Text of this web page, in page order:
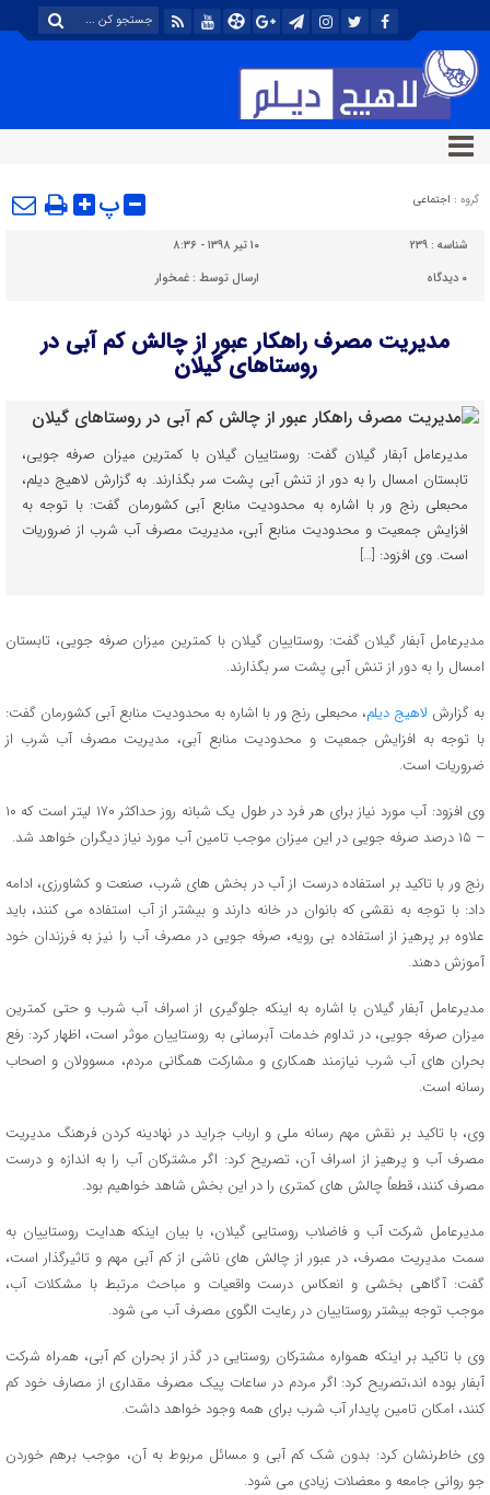
گروه : اجتماعی پ
شناسه : ۲۳۹
۱۰ تیر ۱۳۹۸ - ۸:۳۶
۰ دیدگاه ارسال توسط :غمخوار
مدیریت مصرف راهکار عبور از چالش کم آبی در
روستاهای گیلان
مدیرعامل آبفار گیلان گفت: روستاییان گیلان با كمترین میزان صرفه جویی،
تابستان امسال را به دور از تنش آبی پشت سر بگذارند. به گزارش لاهیج دیلم،
محبعلی رنج ور با اشاره به محدودیت منابع آبی کشورمان گفت: با توجه به
افزایش جمعیت و محدودیت منابع آبی، مدیریت مصرف آب شرب از ضروریات
است. وی افزود: […]
مدیرعامل آبفار گیلان گفت: روستاییان گیلان با كمترین میزان صرفه جویی، تابستان
امسال را به دور از تنش آبی پشت سر بگذارند.
به گزارش لاهیج دیلم، محبعلی رنج ور با اشاره به محدودیت منابع آبی کشورمان گفت:
با توجه به افزایش جمعیت و محدودیت منابع آبی، مدیریت مصرف آب شرب از
ضروریات است.
وی افزود: آب مورد نیاز برای هر فرد در طول یک شبانه روز حداکثر ۱۷۰ لیتر است که ۱۰
– ۱۵ درصد صرفه جویی در این میزان موجب تامین آب مورد نیاز دیگران خواهد شد.
رنج ور با تاکید بر استفاده درست از آب در بخش های شرب، صنعت و کشاورزی، ادامه
داد: با توجه به نقشی که بانوان در خانه دارند و بیشتر از آب استفاده می کنند، باید
علاوه بر پرهیز از استفاده بی رویه، صرفه جویی در مصرف آب را نیز به فرزندان خود
آموزش دهند.
مدیرعامل آبفار گیلان با اشاره به اینکه جلوگیری از اسراف آب شرب و حتی کمترین
میزان صرفه جویی، در تداوم خدمات آبرسانی به روستاییان موثر است، اظهار کرد: رفع
بحران های آب شرب نیازمند همکاری و مشارکت همگانی مردم، مسوولان و اصحاب
رسانه است.
وی، با تاکید بر نقش مهم رسانه ملی و ارباب جراید در نهادینه کردن فرهنگ مدیریت
مصرف آب و پرهیز از اسراف آن، تصریح کرد: اگر مشترکان آب را به اندازه و درست
مصرف کنند، قطعاً چالش های کمتری را در این بخش شاهد خواهیم بود.
مدیرعامل شرکت آب و فاضلاب روستایی گیلان، با بیان اینکه هدایت روستاییان به
سمت مدیریت مصرف، در عبور از چالش های ناشی از کم آبی مهم و تاثیرگذار است،
گفت: آگاهی بخشی و انعکاس درست واقعیات و مباحث مرتبط با مشکلات آب،
موجب توجه بیشتر روستاییان در رعایت الگوی مصرف آب می شود.
وی با تاکید بر اینکه همواره مشترکان روستایی در گذر از بحران کم آبی، همراه شرکت
آبفار بوده اند،تصریح کرد: اگر مردم در ساعات پیک مصرف مقداری از مصارف خود کم
کنند، امکان تامین پایدار آب شرب برای همه وجود خواهد داشت.
وی خاطرنشان کرد: بدون شک کم آبی و مسائل مربوط به آن، موجب برهم خوردن
جو روانی جامعه و معضلات زیادی می شود.